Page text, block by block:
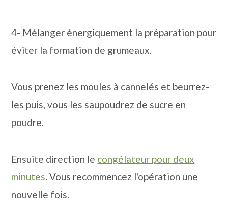
4- Mélanger énergiquement la préparation pour
éviter la formation de grumeaux.
Vous prenez les moules à cannelés et beurrez-
les puis, vous les saupoudrez de sucre en
poudre.
Ensuite direction le congélateur pour deux
minutes. Vous recommencez l'opération une
nouvelle fois.